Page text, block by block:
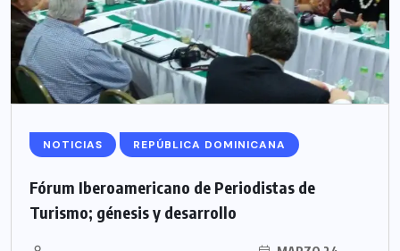
NOTICIAS REPÚBLICA DOMINICANA
Fórum Iberoamericano de Periodistas de
Turismo; génesis y desarrollo